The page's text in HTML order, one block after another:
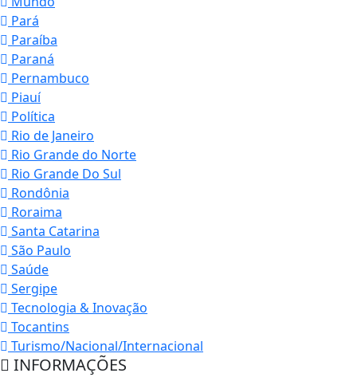
Pará
Paraíba
Paraná
Pernambuco
Piauí
Política
Rio de Janeiro
Rio Grande do Norte
Rio Grande Do Sul
Rondônia
Roraima
Santa Catarina
São Paulo
Saúde
Sergipe
Tecnologia & Inovação
Tocantins
Turismo/Nacional/Internacional
INFORMAÇÕES